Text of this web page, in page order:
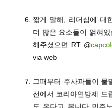
짧게 말해, 리더십에 대
더 많은 요소들이 얽혀
해주셨으면 RT @
via web
그때부터 주사파들이 물
선에서 코리아연방제 드
도 온다고 봅니다 민주